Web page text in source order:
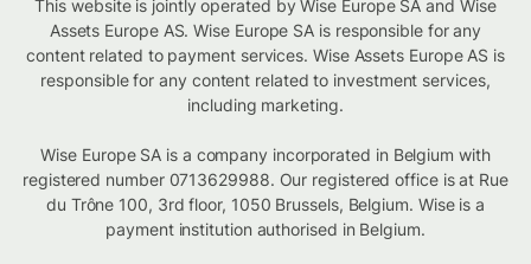
This website is jointly operated by Wise Europe SA and Wise
Assets Europe AS. Wise Europe SA is responsible for any
content related to payment services. Wise Assets Europe AS is
responsible for any content related to investment services,
including marketing.
Wise Europe SA is a company incorporated in Belgium with
registered number 0713629988. Our registered office is at Rue
du Trône 100, 3rd floor, 1050 Brussels, Belgium. Wise is a
payment institution authorised in Belgium.